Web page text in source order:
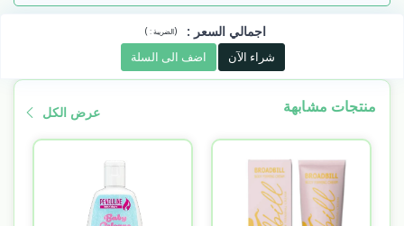
اجمالي السعر :
(الضريبة :)
شراء الآن اضف الى السلة
منتجات مشابهة عرض الكل